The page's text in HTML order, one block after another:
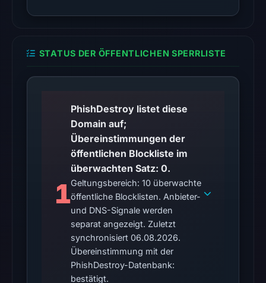
does
cause.
Other
observations:
VirusTotal
recorded
no
detections
among
92
engines
on
STATUS DER ÖFFENTLICHEN SPERRLISTE
1
PhishDestroy listet diese
Domain auf;
Übereinstimmungen der
öffentlichen Blockliste im
überwachten Satz: 0.
Geltungsbereich: 10 überwachte
öffentliche Blocklisten. Anbieter-
und DNS-Signale werden
separat angezeigt. Zuletzt
synchronisiert 06.08.2026.
Übereinstimmung mit der
PhishDestroy-Datenbank:
bestätigt.